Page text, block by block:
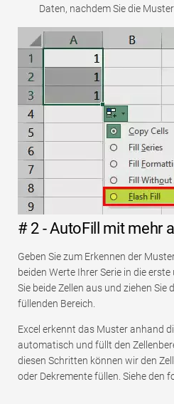
Daten, nachdem Sie die
# 2 - AutoFill mit mehr
Geben Sie zum Erkennen der
beiden Werte Ihrer Serie in die
Sie beide Zellen aus und ziehen Sie
füllenden Bereich.
Excel erkennt das Muster anhand
automatisch und füllt den
diesen Schritten können wir den
oder Dekremente füllen. Siehe den